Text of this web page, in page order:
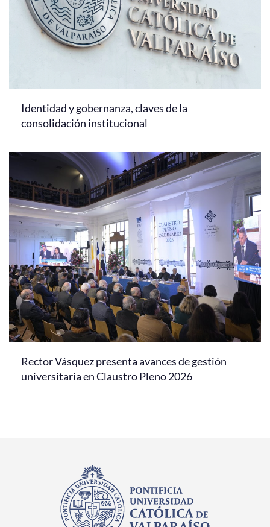
Identidad y gobernanza, claves de la
consolidación institucional
Rector Vásquez presenta avances de gestión
universitaria en Claustro Pleno 2026